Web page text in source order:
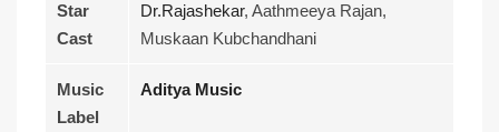
Star
Cast
Dr.Rajashekar, Aathmeeya Rajan,
Muskaan Kubchandhani
Music
Label
Aditya Music